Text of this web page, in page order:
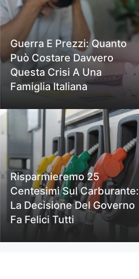
Guerra E Prezzi: Quanto
Può Costare Davvero
Questa Crisi A Una
Famiglia Italiana
Risparmieremo 25
Centesimi Sul Carburante:
La Decisione Del Governo
Fa Felici Tutti